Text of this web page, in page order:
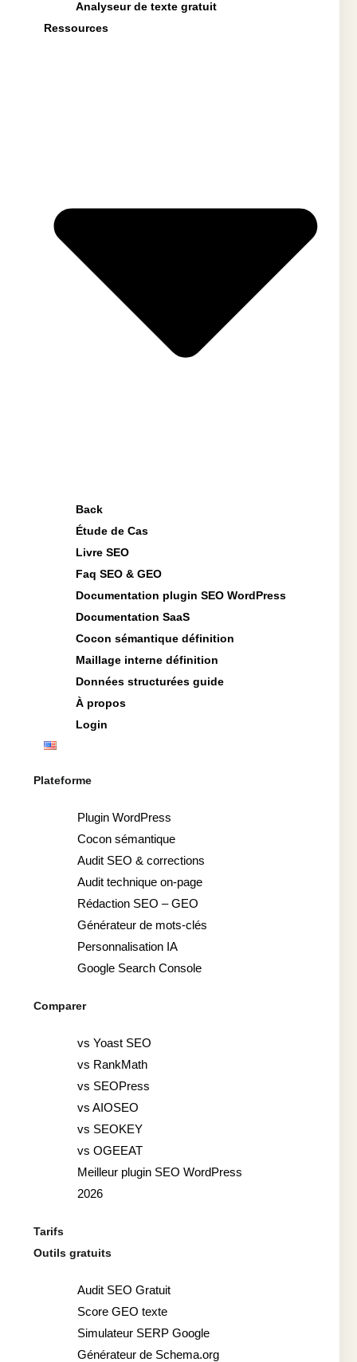
Analyseur de texte gratuit
Ressources
Back
Étude de Cas
Livre SEO
Faq SEO & GEO
Documentation plugin SEO WordPress
Documentation SaaS
Cocon sémantique définition
Maillage interne définition
Données structurées guide
À propos
Login
Plateforme
Plugin WordPress
Cocon sémantique
Audit SEO & corrections
Audit technique on-page
Rédaction SEO – GEO
Générateur de mots-clés
Personnalisation IA
Google Search Console
Comparer
vs Yoast SEO
vs RankMath
vs SEOPress
vs AIOSEO
vs SEOKEY
vs OGEEAT
Meilleur plugin SEO WordPress
2026
Tarifs
Outils gratuits
Audit SEO Gratuit
Score GEO texte
Simulateur SERP Google
Générateur de Schema.org